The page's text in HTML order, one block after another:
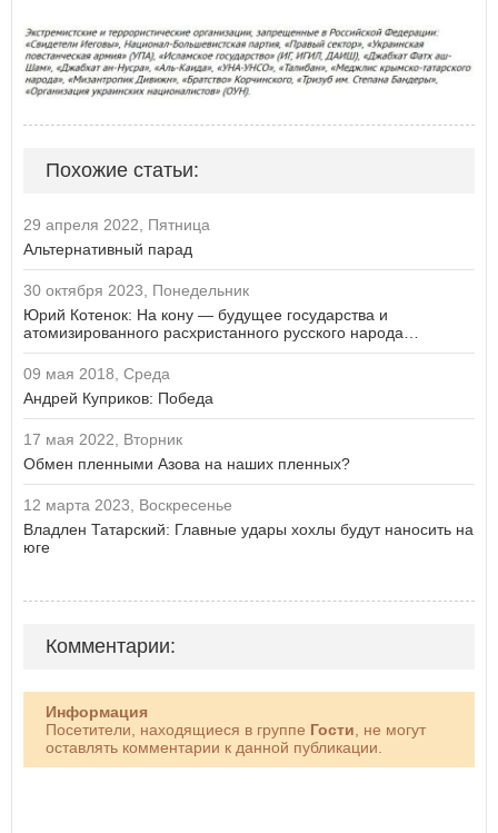
Похожие статьи:
29 апреля 2022, Пятница
Альтернативный парад
30 октября 2023, Понедельник
Юрий Котенок: На кону — будущее государства и
атомизированного расхристанного русского народа…
09 мая 2018, Среда
Андрей Куприков: Победа
17 мая 2022, Вторник
Обмен пленными Азова на наших пленных?
12 марта 2023, Воскресенье
Владлен Татарский: Главные удары хохлы будут наносить на
юге
Комментарии:
Информация
Посетители, находящиеся в группе Гости , не могут
оставлять комментарии к данной публикации.